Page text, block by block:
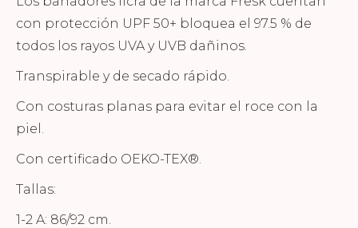
con protección UPF 50+ bloquea el 97.5 % de
todos los rayos UVA y UVB dañinos.
Transpirable y de secado rápido.
Con costuras planas para evitar el roce con la
piel.
Con certificado OEKO-TEX®.
Tallas:
1-2 A: 86/92 cm.